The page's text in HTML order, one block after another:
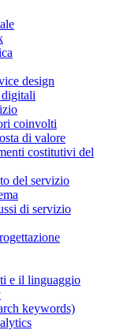
design
coinvolti
di valore
costitutivi del
del servizio
di servizio
e il linguaggio
keywords)